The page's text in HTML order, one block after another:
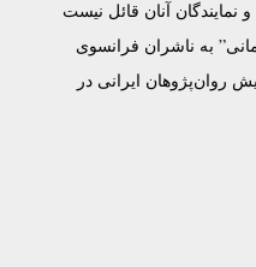
آنان قائل نیست
به ناشران فرانسوی
روان‌پژوهان ایرانی در